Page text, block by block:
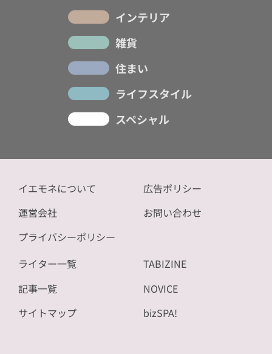
インテリア
雑貨
住まい
ライフスタイル
スペシャル
イエモネについて
運営会社
プライバシーポリシー
広告ポリシー
お問い合わせ
ライター一覧
記事一覧
サイトマップ
TABIZINE
NOVICE
bizSPA!